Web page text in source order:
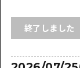
終了しました